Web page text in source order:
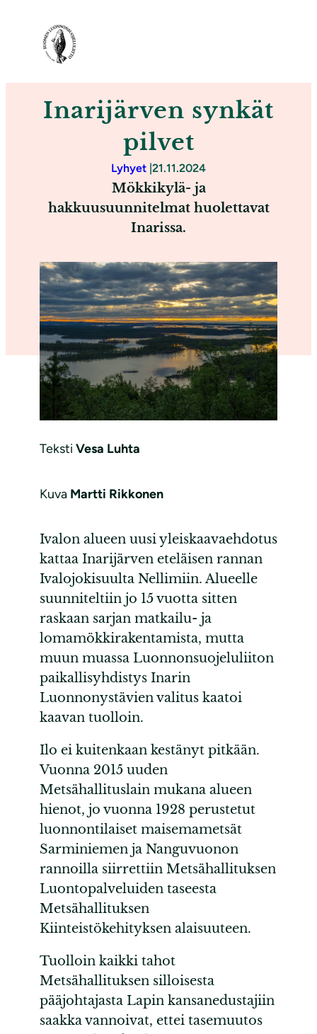
Inarijärven synkät
pilvet
Lyhyet 21.11.2024
Mökkikylä- ja
hakkuusuunnitelmat huolettavat
Inarissa.
Teksti Vesa Luhta
Kuva Martti Rikkonen
Ivalon alueen uusi yleiskaavaehdotus
kattaa Inarijärven eteläisen rannan
Ivalojokisuulta Nellimiin. Alueelle
suunniteltiin jo 15 vuotta sitten
raskaan sarjan matkailu- ja
lomamökkirakentamista, mutta
muun muassa Luonnonsuojeluliiton
paikallisyhdistys Inarin
Luonnonystävien valitus kaatoi
kaavan tuolloin.
Ilo ei kuitenkaan kestänyt pitkään.
Vuonna 2015 uuden
Metsähallituslain mukana alueen
hienot, jo vuonna 1928 perustetut
luonnontilaiset maisemametsät
Sarminiemen ja Nanguvuonon
rannoilla siirrettiin Metsähallituksen
Luontopalveluiden taseesta
Metsähallituksen
Kiinteistökehityksen alaisuuteen.
Tuolloin kaikki tahot
Metsähallituksen silloisesta
pääjohtajasta Lapin kansanedustajiin
saakka vannoivat, ettei tasemuutos